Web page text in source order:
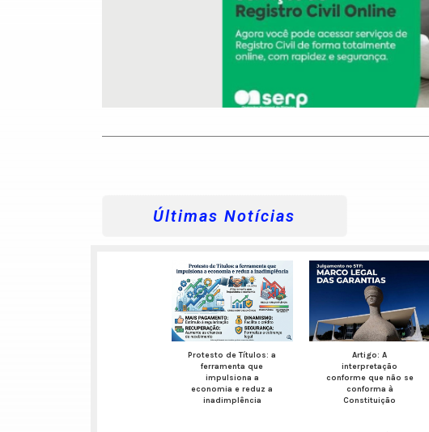
Últimas Notícias
Protesto de Títulos: a
ferramenta que
impulsiona a
economia e reduz a
inadimplência
Artigo: A
interpretação
conforme que não se
conforma à
Constituição